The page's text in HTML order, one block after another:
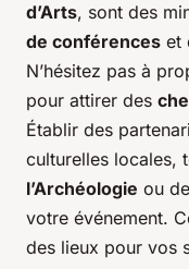
d’Arts, sont des
de conférences et
N’hésitez pas à
pour attirer des
Établir des
culturelles locales,
l’Archéologie ou
votre événement.
des lieux pour vos